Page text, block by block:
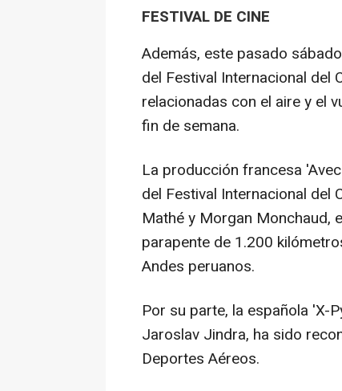
FESTIVAL DE CINE
Además, este pasado
del Festival Internacional del
relacionadas con el aire y el
fin de semana.
La producción francesa
del Festival Internacional del
Mathé y Morgan Monchaud,
parapente de 1.200
Andes peruanos.
Por su parte, la española 'X-
Jaroslav Jindra, ha sido
Deportes Aéreos.